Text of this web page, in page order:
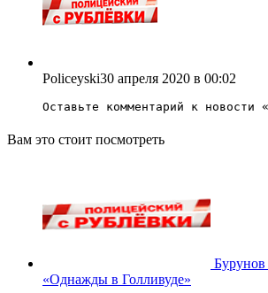
Policeyski30 апреля 2020 в 00:02
Оставьте комментарий к новости «
Вам это стоит посмотреть
«Однажды в Голливуде»